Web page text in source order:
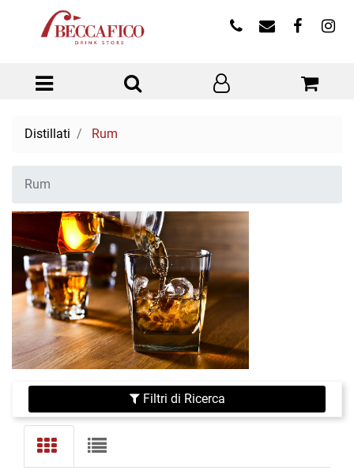
Open menu
Distillati Rum
Rum
Filtri di Ricerca